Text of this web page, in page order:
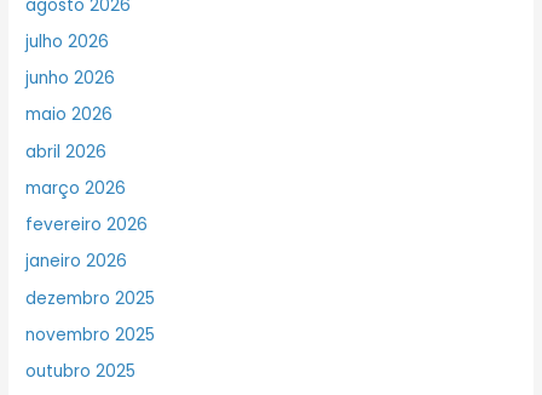
agosto 2026
julho 2026
junho 2026
maio 2026
abril 2026
março 2026
fevereiro 2026
janeiro 2026
dezembro 2025
novembro 2025
outubro 2025